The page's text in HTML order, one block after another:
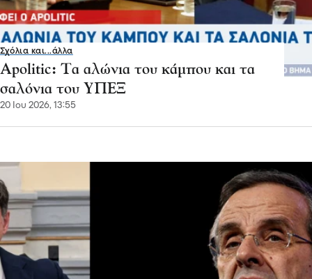
Σχόλια και...άλλα
Apolitic: Tα αλώνια του κάμπου και τα
σαλόνια του ΥΠΕΞ
20 Ιου 2026, 13:55